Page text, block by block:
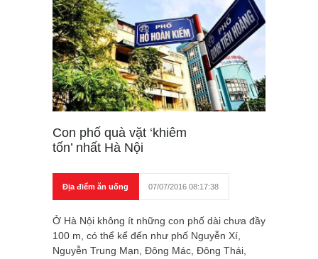
Con phố quà vặt ‘khiêm
tốn’ nhất Hà Nội
Địa điểm ăn uống 07/07/2016 08:17:38
Ở Hà Nội không ít những con phố dài chưa đầy
100 m, có thể kể đến như phố Nguyễn Xí,
Nguyễn Trung Mạn, Đông Mác, Đông Thái,